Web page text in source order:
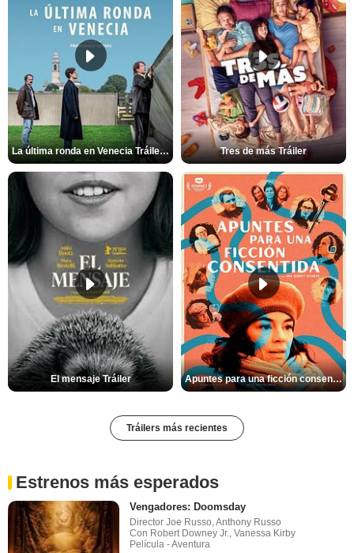
La última ronda en Venecia Tráiler VOSE Tres de más Tráiler
El mensaje Tráiler Apuntes para una ficción consentida Tráiler
Tráilers más recientes
Estrenos más esperados
Vengadores: Doomsday
Director Joe Russo, Anthony Russo
Con Robert Downey Jr., Vanessa Kirby
Película - Aventura